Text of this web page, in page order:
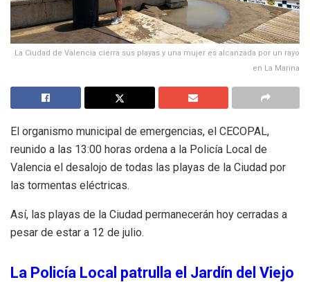
La Ciudad de Valencia cierra sus playas y una mujer es alcanzada por un rayo
en La Marina
El organismo municipal de emergencias, el CECOPAL,
reunido a las 13:00 horas ordena a la Policía Local de
Valencia el desalojo de todas las playas de la Ciudad por
las tormentas eléctricas.
Así, las playas de la Ciudad permanecerán hoy cerradas a
pesar de estar a 12 de julio.
La Policía Local patrulla el Jardín del Viejo